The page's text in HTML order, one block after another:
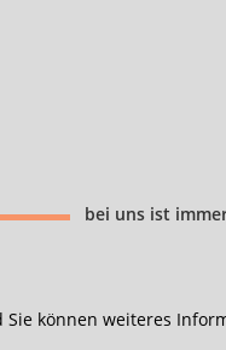
bei uns ist
können weiteres